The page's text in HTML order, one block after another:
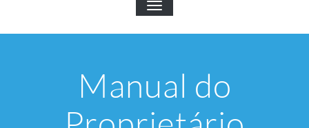
TOGGLE NAVIGATION
Manual do